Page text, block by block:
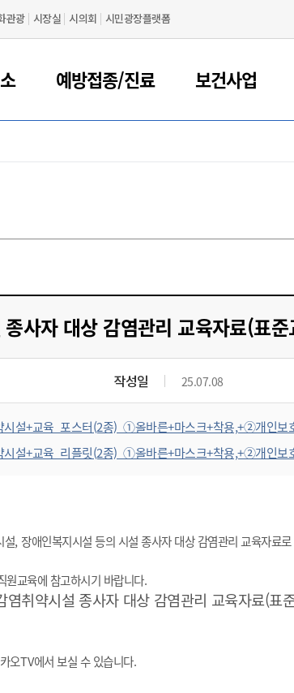
관광 시장실 시의회 시민광장플랫폼
예방접종/진료 보건사업
종사자 대상 감염관리 교육자료(표
작성일 25.07.08
시설+교육_포스터(2종)_①올바른+마스크+착용,+②개인보
시설+교육_리플릿(2종)_①올바른+마스크+착용,+②개인보
설, 장애인복지시설 등의 시설 종사자 대상 감염관리 교육자료
원교육에 참고하시기 바랍니다.
염취약시설 종사자 대상 감염관리 교육자료(표
오TV에서 보실 수 있습니다.